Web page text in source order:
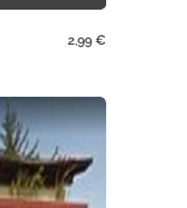
2,99 €